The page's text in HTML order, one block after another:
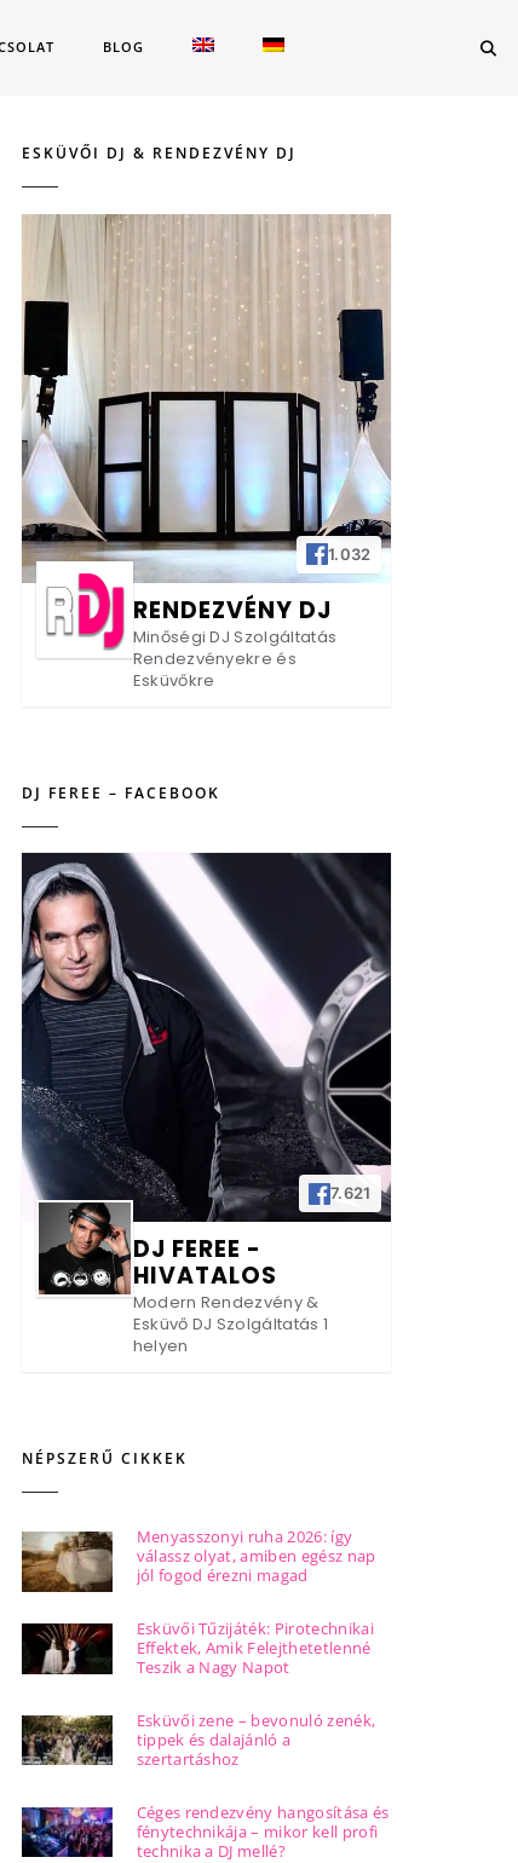
BLOG
ESKÜVŐI DJ & RENDEZVÉNY DJ
1.032
RENDEZVÉNY DJ
Minőségi DJ Szolgáltatás
Rendezvényekre és
Esküvőkre
DJ FEREE – FACEBOOK
7.621
DJ FEREE -
HIVATALOS
Modern Rendezvény &
Esküvő DJ Szolgáltatás 1
helyen
NÉPSZERŰ CIKKEK
Menyasszonyi ruha 2026: így
válassz olyat, amiben egész nap
jól fogod érezni magad
Esküvői Tűzijáték: Pirotechnikai
Effektek, Amik Felejthetetlenné
Teszik a Nagy Napot
Esküvői zene – bevonuló zenék,
tippek és dalajánló a
szertartáshoz
Céges rendezvény hangosítása és
fénytechnikája – mikor kell profi
technika a DJ mellé?